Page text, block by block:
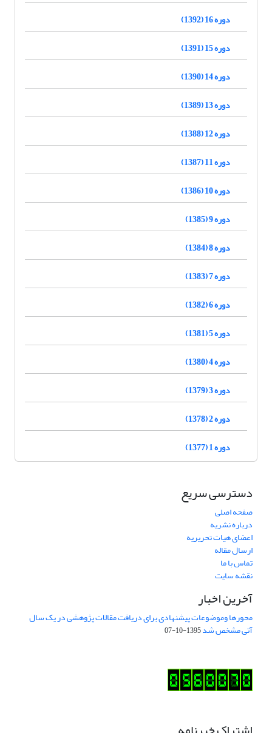
دوره 16 (1392)
دوره 15 (1391)
دوره 14 (1390)
دوره 13 (1389)
دوره 12 (1388)
دوره 11 (1387)
دوره 10 (1386)
دوره 9 (1385)
دوره 8 (1384)
دوره 7 (1383)
دوره 6 (1382)
دوره 5 (1381)
دوره 4 (1380)
دوره 3 (1379)
دوره 2 (1378)
دوره 1 (1377)
دسترسی سریع
صفحه اصلی
درباره نشریه
اعضای هیات تحریریه
ارسال مقاله
تماس با ما
نقشه سایت
آخرین اخبار
محورها وموضوعات پیشنهادی برای دریافت مقالات پژوهشی در یک سال
آتی مشخص شد1395-10-07